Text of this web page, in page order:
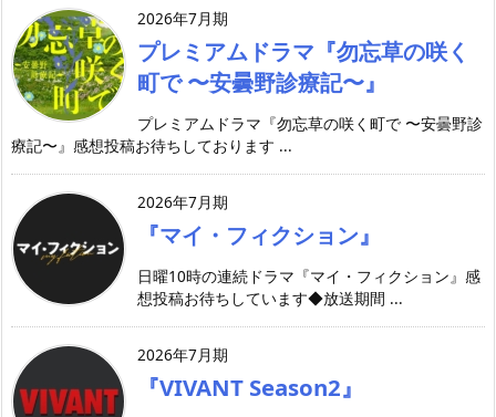
2026年7月期
プレミアムドラマ『勿忘草の咲く
町で 〜安曇野診療記〜』
プレミアムドラマ『勿忘草の咲く町で 〜安曇野診
療記〜』感想投稿お待ちしております ...
2026年7月期
『マイ・フィクション』
日曜10時の連続ドラマ『マイ・フィクション』感
想投稿お待ちしています◆放送期間 ...
2026年7月期
『VIVANT Season2』